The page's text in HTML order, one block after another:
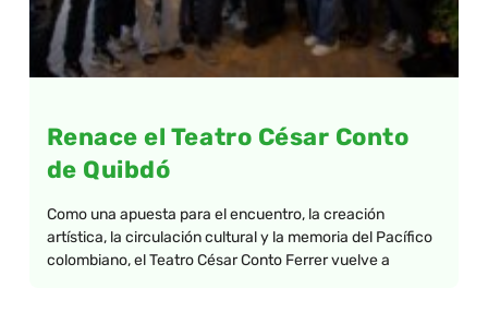
Renace el Teatro César Conto
de Quibdó
Como una apuesta para el encuentro, la creación
artística, la circulación cultural y la memoria del Pacífico
colombiano, el Teatro César Conto Ferrer vuelve a